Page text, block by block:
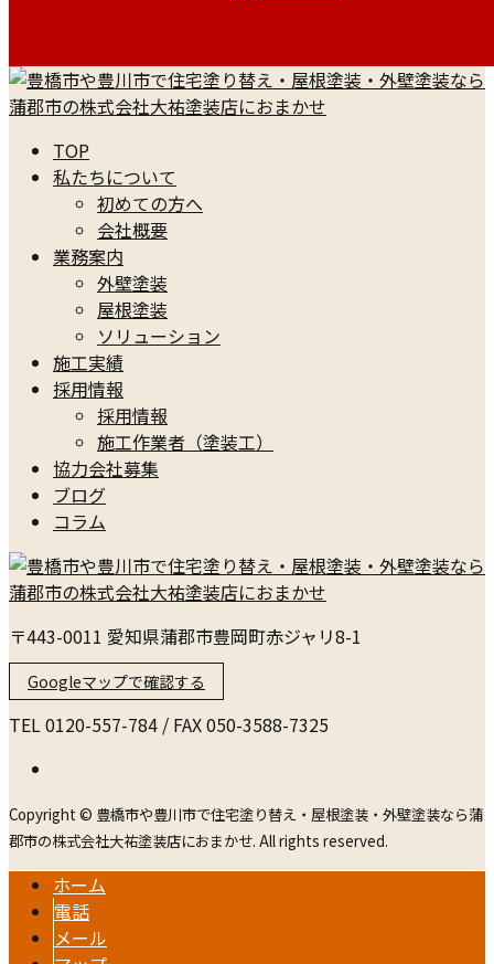
TOP
私たちについて
初めての方へ
会社概要
業務案内
外壁塗装
屋根塗装
ソリューション
施工実績
採用情報
採用情報
施工作業者（塗装工）
協力会社募集
ブログ
コラム
〒443-0011 愛知県蒲郡市豊岡町赤ジャリ8-1
Googleマップで確認する
TEL 0120-557-784 / FAX 050-3588-7325
Copyright © 豊橋市や豊川市で住宅塗り替え・屋根塗装・外壁塗装なら蒲
郡市の株式会社大祐塗装店におまかせ. All rights reserved.
ホーム
電話
メール